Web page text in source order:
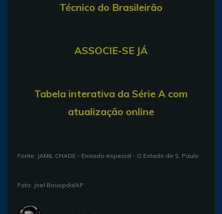
Técnico do Brasileirão
ASSOCIE-SE JÁ
Tabela interativa da Série A com
atualização online
Fonte: JAMIL CHADE - Enviado especial - O Estado de S. Paulo
Foto: Joel Bouopda/AP